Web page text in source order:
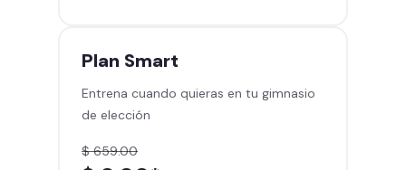
Sillones de masaje
Smart Fit App - Tu plan de
entrenamiento personalizado
Smart Fit GO (entrenamientos en
Plan Smart
Entrena cuando quieras en tu gimnasio
de elección
$ 659.00